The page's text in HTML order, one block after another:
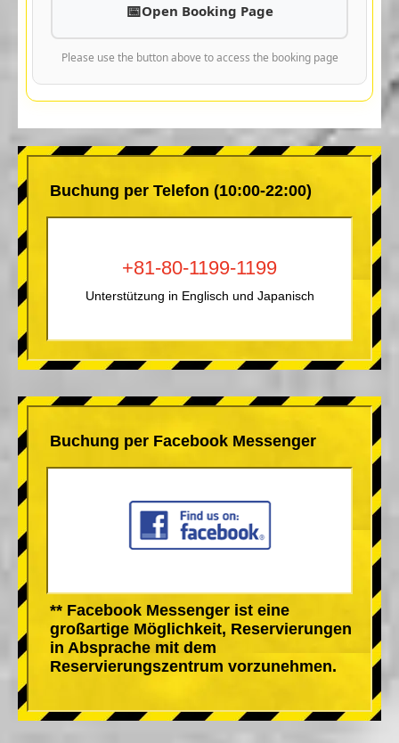
Open Booking Page
Please use the button above to access the booking page
Buchung per Telefon (10:00-22:00)
+81-80-1199-1199
Unterstützung in Englisch und Japanisch
Buchung per Facebook Messenger
** Facebook Messenger ist eine
großartige Möglichkeit, Reservierungen
in Absprache mit dem
Reservierungszentrum vorzunehmen.